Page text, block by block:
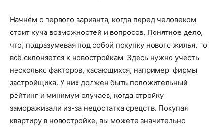
Начнём с первого варианта, когда перед человеком
стоит куча возможностей и вопросов. Понятное дело,
что, подразумевая под собой покупку нового жилья, то
всё склоняется к новостройкам. Здесь нужно учесть
несколько факторов, касающихся, например, фирмы
застройщика. У них должен быть положительный
рейтинг и минимум случаев, когда стройку
замораживали из-за недостатка средств. Покупая
квартиру в новостройке, вы можете значительно